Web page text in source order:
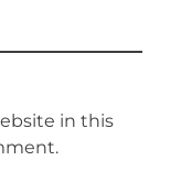
in this